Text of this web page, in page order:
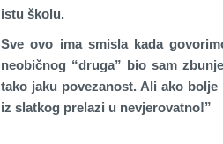
istu školu.
Sve ovo ima smisla kada
neobičnog “druga” bio sam
tako jaku povezanost. Ali ako
iz slatkog prelazi u nevjerovatno!”